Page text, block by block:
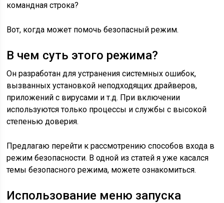
командная строка?
Вот, когда может помочь безопасный режим.
В чем суть этого режима?
Он разработан для устранения системных ошибок,
вызванных установкой неподходящих драйверов,
приложений с вирусами и т.д. При включении
используются только процессы и службы с высокой
степенью доверия.
Предлагаю перейти к рассмотрению способов входа в
режим безопасности. В одной из статей я уже касался
темы безопасного режима, можете ознакомиться.
Использование меню запуска